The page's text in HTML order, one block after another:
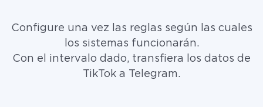
Configure una vez las reglas según las cuales
los sistemas funcionarán.
Con el intervalo dado, transfiera los datos de
TikTok a Telegram.